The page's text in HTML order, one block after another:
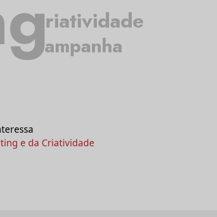
criatividade
campanha
e da Criatividade